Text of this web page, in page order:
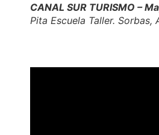
CANAL SUR TURISMO –
Pita Escuela Taller. Sorbas,